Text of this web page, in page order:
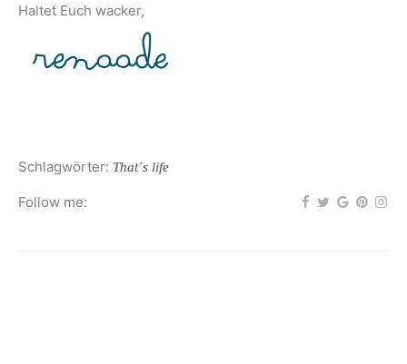
Haltet Euch wacker,
Schlagwörter: That´s life
Follow me: